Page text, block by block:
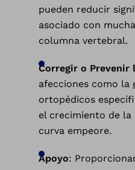
pueden reducir
asociado con
columna vertebral.
Corregir o Prevenir
afecciones como la
ortopédicos
el crecimiento de
curva empeore.
Apoyo: